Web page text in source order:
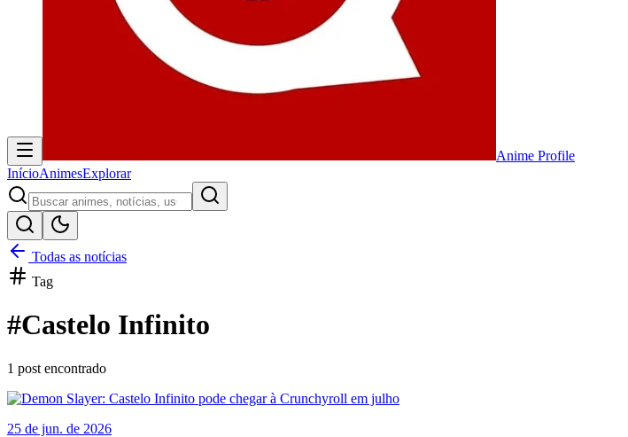
Anime Profile
InícioAnimesExplorar
Todas as notícias
Tag
#Castelo Infinito
1 post encontrado
25 de jun. de 2026